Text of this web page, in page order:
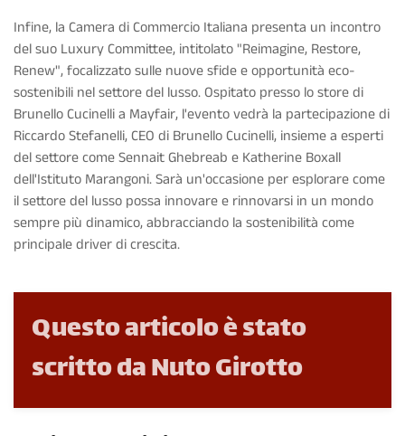
Infine, la Camera di Commercio Italiana presenta un incontro
del suo Luxury Committee, intitolato "Reimagine, Restore,
Renew", focalizzato sulle nuove sfide e opportunità eco-
sostenibili nel settore del lusso. Ospitato presso lo store di
Brunello Cucinelli a Mayfair, l'evento vedrà la partecipazione di
Riccardo Stefanelli, CEO di Brunello Cucinelli, insieme a esperti
del settore come Sennait Ghebreab e Katherine Boxall
dell'Istituto Marangoni. Sarà un'occasione per esplorare come
il settore del lusso possa innovare e rinnovarsi in un mondo
sempre più dinamico, abbracciando la sostenibilità come
principale driver di crescita.
Questo articolo è stato
scritto da Nuto Girotto